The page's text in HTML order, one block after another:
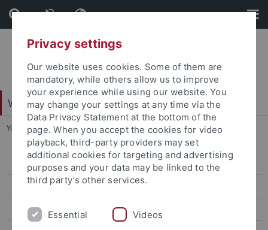
Skip
to
content
Skip
to
footer
Web-Styleguide Uni Tübingen
You are here: Startseite ... News
News
Box Standard grau
News weiß ohne Bild
Privacy settings
Our website uses cookies. Some of them are
mandatory, while others allow us to improve
your experience while using our website. You
may change your settings at any time via the
Data Privacy Statement at the bottom of the
page. When you accept the cookies for video
playback, third-party providers may set
additional cookies for targeting and advertising
purposes and your data may be linked to the
third party’s other services.
Essential Videos